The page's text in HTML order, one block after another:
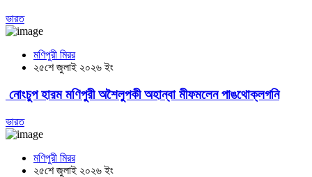
ভারত
মণিপুরী মিরর
২৫শে জুলাই ২০২৬ ইং
নোংচুপ হারম মণিপুরী অশৈলুপকী অহান্বা মীফমলেন পাঙথোক্লগনি
ভারত
মণিপুরী মিরর
২৫শে জুলাই ২০২৬ ইং